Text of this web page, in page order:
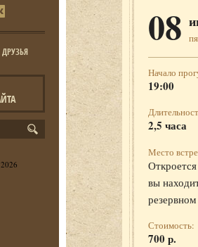
ДРУЗЬЯ
2026
08
Начало
19:00
2,5 часа
Место
вы
Стоимость:
700 р.